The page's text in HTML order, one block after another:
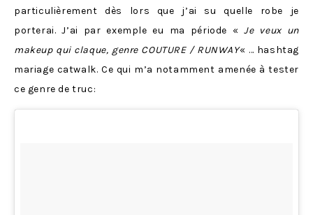
particulièrement dès lors que j’ai su quelle robe je
porterai. J’ai par exemple eu ma période «Je veux un
makeup qui claque, genre COUTURE / RUNWAY« … hashtag
mariage catwalk. Ce qui m’a notamment amenée à tester
ce genre de truc: